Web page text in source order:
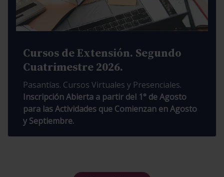
Cursos de Extensión. Segundo
Cuatrimestre 2026.
Pasantías. Cursos Virtuales y Presenciales.
Inscripción Abierta a partir del 1° de Agosto
para las Actividades que Comienzan en Agosto
y Septiembre.